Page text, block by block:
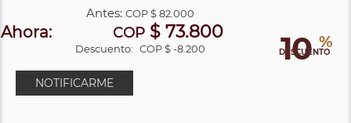
10 %
DESCUENTO
Antes:COP$ 82.000
Ahora: COP$ 73.800
Descuento: COP $ -8.200
NOTIFICARME